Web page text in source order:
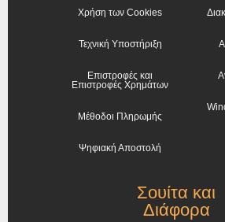
Χρήση των Cookies
Τεχνική Υποστήριξη
Επιστροφές και
Επιστροφές Χρημάτων
Μέθοδοι Πληρωμής
Ψηφιακή Αποστολή
Σουίτα και
Διάφορα